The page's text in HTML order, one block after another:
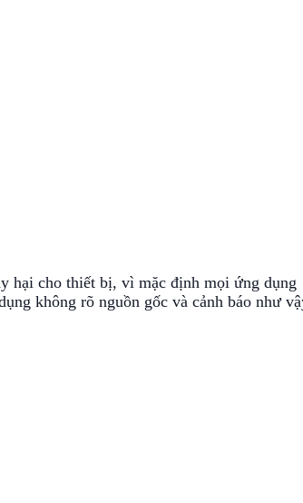
hại cho thiết bị, vì mặc định mọi ứng dụng
không rõ nguồn gốc và cảnh báo như